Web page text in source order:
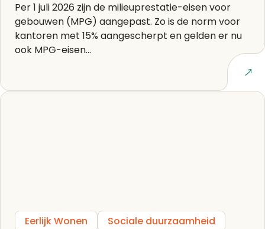
Per 1 juli 2026 zijn de milieuprestatie-eisen voor
gebouwen (MPG) aangepast. Zo is de norm voor
kantoren met 15% aangescherpt en gelden er nu
ook MPG-eisen...
Lees artikel
Eerlijk Wonen Sociale duurzaamheid